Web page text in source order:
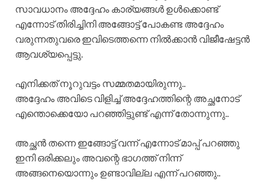
സാവധാനം അദ്ദേഹം കാര്യങ്ങൾ ഉൾക്കൊണ്ട്
എന്നോട് തിരിച്ചിനി അങ്ങോട്ട് പോകണ്ട അദ്ദേഹം
വരുന്നതുവരെ ഇവിടെത്തന്നെ നിൽക്കാൻ വിജീഷേട്ടൻ
ആവശ്യപ്പെട്ടു.
എനിക്കത് നൂറുവട്ടം സമ്മതമായിരുന്നു..
അദ്ദേഹം അവിടെ വിളിച്ച് അദ്ദേഹത്തിന്റെ അച്ഛനോട്
എന്തൊക്കെയോ പറഞ്ഞിട്ടുണ്ട് എന്ന് തോന്നുന്നു..
അച്ഛൻ തന്നെ ഇങ്ങോട്ട് വന്ന് എന്നോട് മാപ്പ് പറഞ്ഞു
ഇനി ഒരിക്കലും അവന്റെ ഭാഗത്ത് നിന്ന്
അങ്ങനെയൊന്നും ഉണ്ടാവില്ല എന്ന് പറഞ്ഞു..